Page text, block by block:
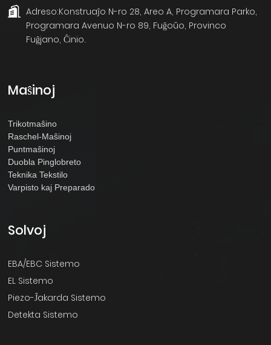
Adreso:Konstruaĵo N-ro 28, Areo A, Programara Parko,
Programara Avenuo N-ro 89, Fuĝoŭo, Provinco
Fuĝjano, Ĉinio.
Maŝinoj
Trikotmaŝino
Raschel-Maŝinoj
Puntmaŝinoj
Duobla Pinglobreto
Teknika Tekstilo
Varpisto kaj Preparado
Solvoj
EBA/EBC Sistemo
EL Sistemo
Piezo-Ĵakarda Sistemo
Detekta Sistemo